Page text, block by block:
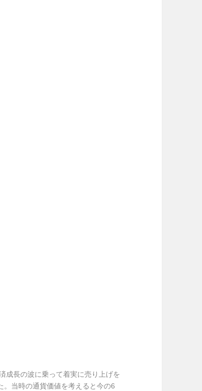
成長の波に乗って着実に売り上げを
当時の通貨価値を考えると今の6